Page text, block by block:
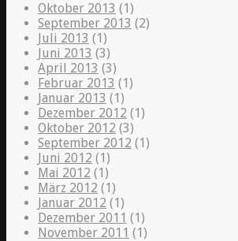
Oktober 2013 (1)
September 2013 (2)
Juli 2013 (1)
Juni 2013 (3)
April 2013 (3)
Februar 2013 (1)
Januar 2013 (1)
Dezember 2012 (1)
Oktober 2012 (3)
September 2012 (1)
Juni 2012 (1)
Mai 2012 (1)
März 2012 (1)
Januar 2012 (1)
Dezember 2011 (1)
November 2011 (1)